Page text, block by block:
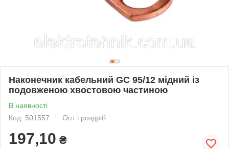
Наконечник кабельний GC 95/12 мідний із
подовженою хвостовою частиною
В наявності
Код: 501557
Опт і роздріб
197,10 ₴